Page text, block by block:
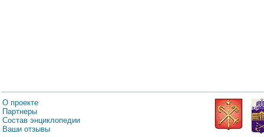
О проекте
Партнеры
Состав энциклопедии
Ваши отзывы